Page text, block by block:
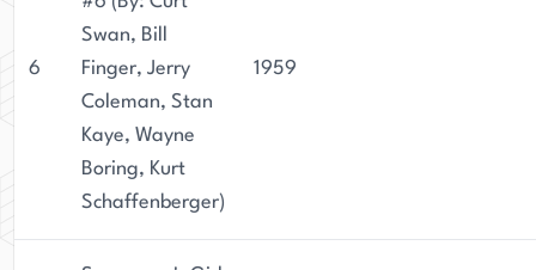
6
Swan, Bill
Finger, Jerry
Coleman, Stan
Kaye, Wayne
Boring, Kurt
Schaffenberger)
1959